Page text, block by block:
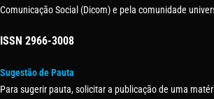
Comunicação Social (Dicom) e pela comunidade
ISSN 2966-3008
Sugestão de Pauta
Para sugerir pauta, solicitar a publicação de uma